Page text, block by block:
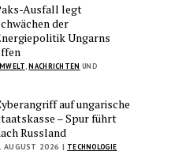
Ausfall legt
der
Ungarns
,NACHRICHTEN UND
auf ungarische
– Spur führt
Russland
AUGUST 2026 | TECHNOLOGIE